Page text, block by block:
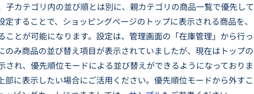
カテゴリ内の並び順とは別に、親カテゴリの商品一覧で優先して
することで、ショッピングページのトップに表示される商品を、
とが可能になります。設定は、管理画面の「在庫管理」から行っ
み商品の並び替え項目が表示されていましたが、現在はトップの
れ、優先順位モードによる並び替えができるようになっておりま
に表示したい場合にご活用ください。優先順位モードから外すこ